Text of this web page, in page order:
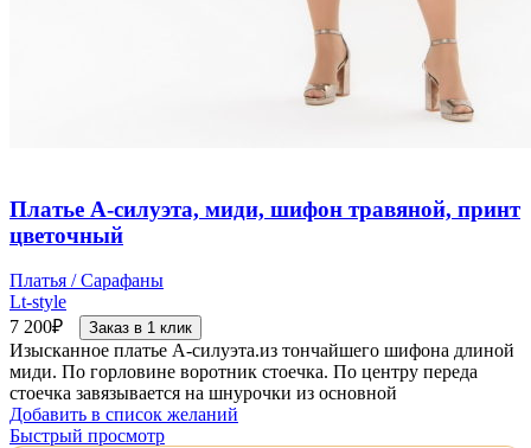
Платье А-силуэта, миди, шифон травяной, принт
цветочный
Платья / Сарафаны
Lt-style
7 200₽ Заказ в 1 клик
Изысканное платье А-силуэта.из тончайшего шифона длиной
миди. По горловине воротник стоечка. По центру переда
стоечка завязывается на шнурочки из основной
Добавить в список желаний
Быстрый просмотр